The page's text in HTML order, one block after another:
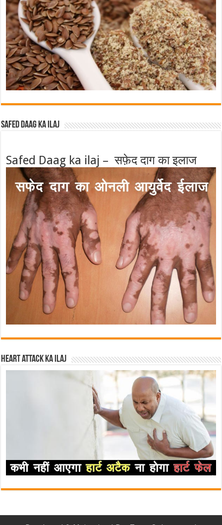
Safed Daag ka ilaj
Safed Daag ka ilaj – सफ़ेद दाग का इलाज
Heart attack ka ilaj